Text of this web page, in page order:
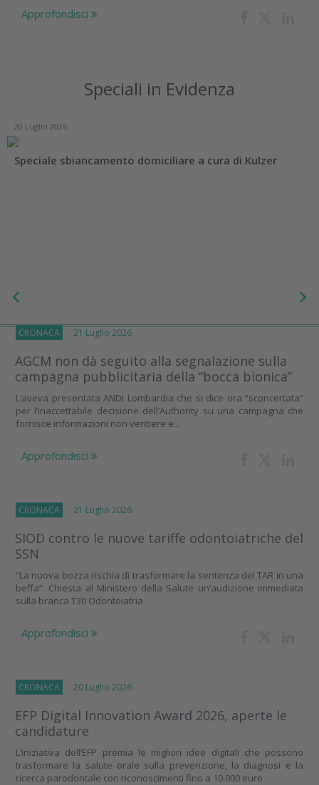
Approfondisci
Speciali in Evidenza
20 Luglio 2026
Speciale sbiancamento domiciliare a cura di Kulzer
CRONACA 21 Luglio 2026
AGCM non dà seguito alla segnalazione sulla
campagna pubblicitaria della “bocca bionica”
L’aveva presentata ANDI Lombardia che si dice ora “sconcertata”
per l’inaccettabile decisione dell’Authority su una campagna che
fornisce informazioni non veritiere e...
Approfondisci
CRONACA 21 Luglio 2026
SIOD contro le nuove tariffe odontoiatriche del
SSN
“La nuova bozza rischia di trasformare la sentenza del TAR in una
beffa”. Chiesta al Ministero della Salute un’audizione immediata
sulla branca T30 Odontoiatria
Approfondisci
CRONACA 20 Luglio 2026
EFP Digital Innovation Award 2026, aperte le
candidature
L’iniziativa dell’EFP premia le migliori idee digitali che possono
trasformare la salute orale sulla prevenzione, la diagnosi e la
ricerca parodontale con riconoscimenti fino a 10.000 euro